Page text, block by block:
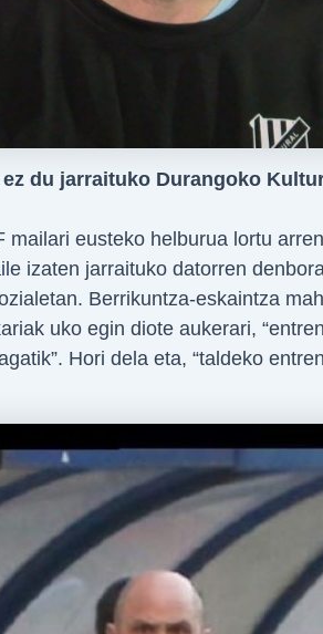
du jarraituko Durangoko
mailari eusteko helburua lortu
izaten jarraituko datorren
Berrikuntza-eskaintza
uko egin diote aukerari,
Hori dela eta, “taldeko